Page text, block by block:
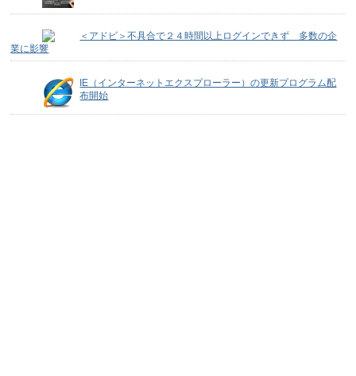
＜アドビ＞不具合で２４時間以上ログインできず 多数の企
業に影響
IE（インターネットエクスプローラー）の更新プログラム配
布開始